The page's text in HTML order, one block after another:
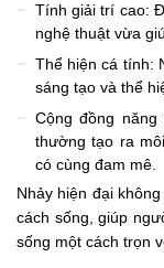
Tính giải trí cao:
nghệ thuật vừa
Thể hiện cá tính:
sáng tạo và thể
Cộng đồng
thường tạo ra
có cùng đam mê.
Nhảy hiện đại
cách sống, giúp
sống một cách trọn